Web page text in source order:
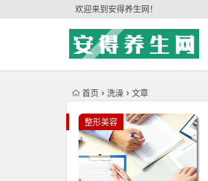
欢迎来到安得养生网！
首页 洗澡 文章
整形美容